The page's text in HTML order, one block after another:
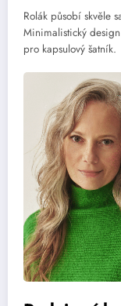
Rolák působí skvěle
Minimalistický
pro kapsulový šatník.